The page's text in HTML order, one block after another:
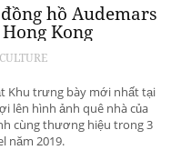
hồ Audemars
Kong
Khu trưng bày mới nhất tại
lên hình ảnh quê nhà của
cùng thương hiệu trong 3
năm 2019.